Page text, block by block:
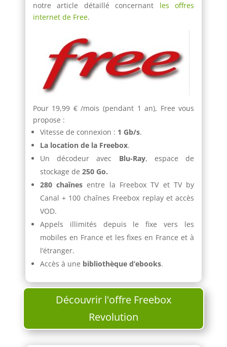
notre article détaillé concernant les offres
internet de Free.
Pour 19,99 € /mois (pendant 1 an), Free vous
propose :
Vitesse de connexion : 1 Gb/s.
La location de la Freebox.
Un décodeur avec Blu-Ray, espace de
stockage de 250 Go.
280 chaînes entre la Freebox TV et TV by
Canal + 100 chaînes Freebox replay et accès
VOD.
Appels illimités depuis le fixe vers les
mobiles en France et les fixes en France et à
l’étranger.
Accès à une bibliothèque d’ebooks.
Découvrir l'offre Freebox
Revolution